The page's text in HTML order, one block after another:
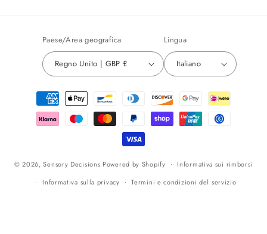
Paese/Area geografica
Regno Unito | GBP £
Lingua
Italiano
Metodi
pagamento
© 2026,Sensory Decisions Powered by Shopify
Informativa sui rimborsi
Informativa sulla privacy
Termini e condizioni del servizio